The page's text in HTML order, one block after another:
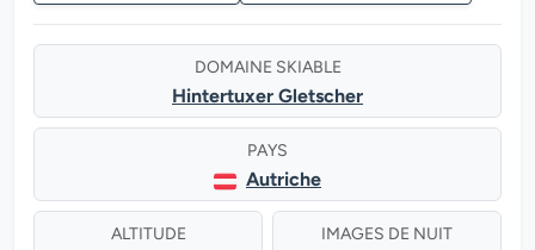
DOMAINE SKIABLE
Hintertuxer Gletscher
PAYS
Autriche
ALTITUDE IMAGES DE NUIT